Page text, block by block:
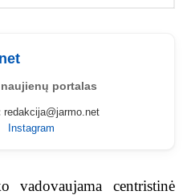
naujienų portalas
redakcija@jarmo.net
Instagram
vadovaujama centristinė